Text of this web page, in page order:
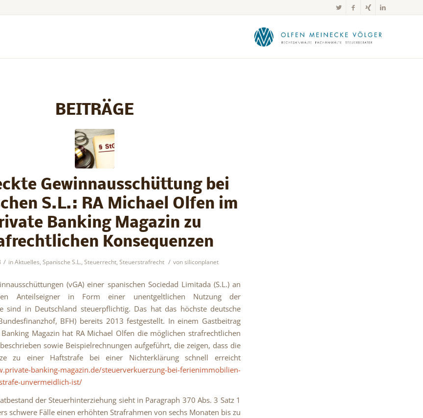
BEITRÄGE
Gewinnausschüttung bei
S.L.: RA Michael Olfen im
Banking Magazin zu
Konsequenzen
/ inAktuelles, Spanische S.L., Steuerrecht, Steuerstrafrecht / vonsiliconplanet
(vGA) einer spanischen Sociedad Limitada (S.L.) an
Anteilseigner in Form einer unentgeltlichen Nutzung der
sind in Deutschland steuerpflichtig. Das hat das höchste deutsche
BFH) bereits 2013 festgestellt. In einem Gastbeitrag
Magazin hat RA Michael Olfen die möglichen strafrechtlichen
sowie Beispielrechnungen aufgeführt, die zeigen, dass die
zu einer Haftstrafe bei einer Nichterklärung schnell erreicht
banking-magazin.de/steuerverkuerzung-bei-ferienimmobilien-
unvermeidlich-ist/
der Steuerhinterziehung sieht in Paragraph 370 Abs. 3 Satz 1
schwere Fälle einen erhöhten Strafrahmen von sechs Monaten bis zu